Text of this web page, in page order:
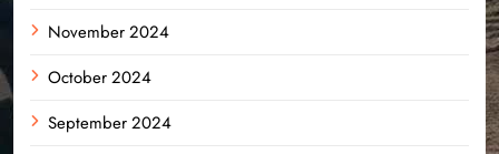
November 2024
October 2024
September 2024